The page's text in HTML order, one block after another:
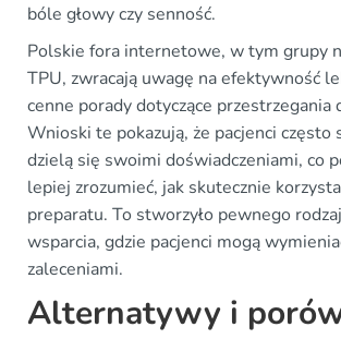
bóle głowy czy senność.
Polskie fora internetowe, w tym grupy
TPU, zwracają uwagę na efektywność
cenne porady dotyczące przestrzegania
Wnioski te pokazują, że pacjenci często
dzielą się swoimi doświadczeniami, co
lepiej zrozumieć, jak skutecznie
preparatu. To stworzyło pewnego
wsparcia, gdzie pacjenci mogą
zaleceniami.
Alternatywy i